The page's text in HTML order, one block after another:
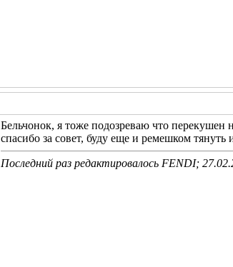
Бельчонок, я тоже подозреваю что перекушен
спасибо за совет, буду еще и ремешком тянуть
Последний раз редактировалось FENDI;